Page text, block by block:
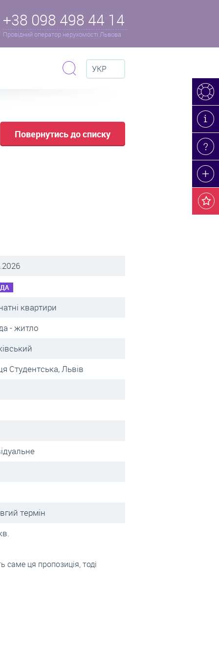
+38 098 498 44 14
Провідний оператор нерухомості Львова
УКР
Повернутись до списку
квартири
- житло
Студентська, Львів
термін
ця пропозиція, тоді